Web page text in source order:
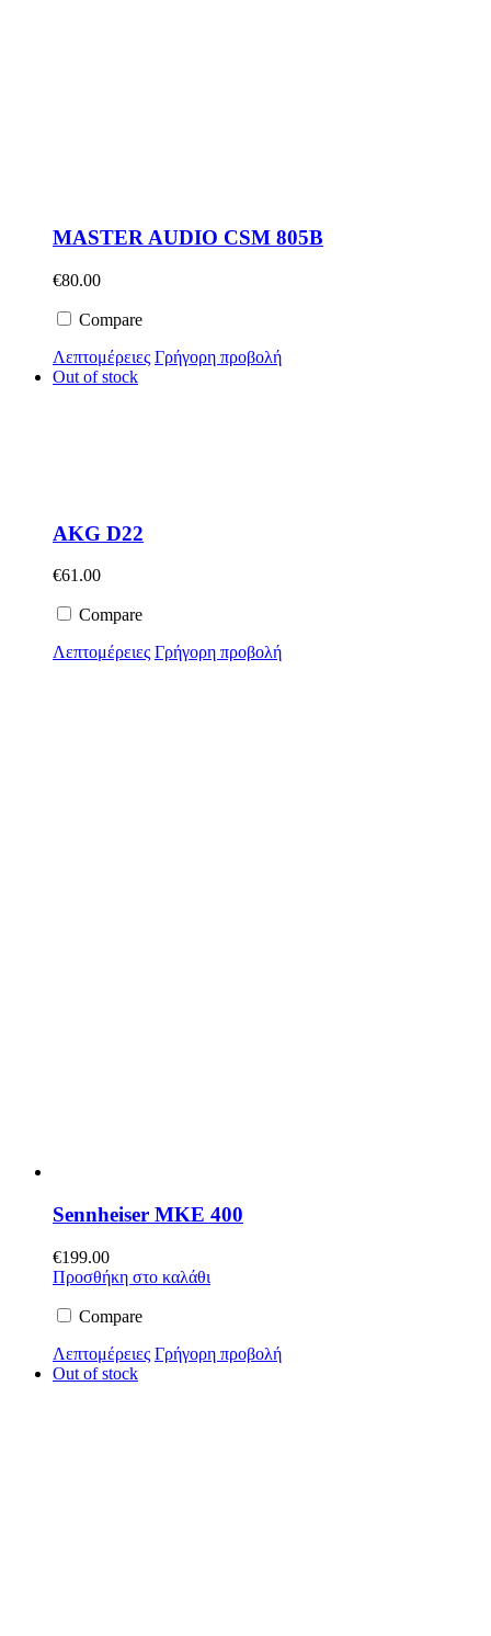
MASTER AUDIO CSM 805B
€80.00
Compare
Λεπτομέρειες Γρήγορη προβολή
Out of stock
AKG D22
€61.00
Compare
Λεπτομέρειες Γρήγορη προβολή
Sennheiser MKE 400
€199.00
Προσθήκη στο καλάθι
Compare
Λεπτομέρειες Γρήγορη προβολή
Out of stock